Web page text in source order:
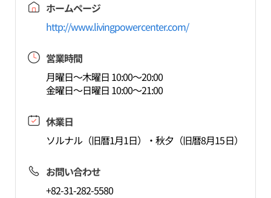
ホームページ
http://www.livingpowercenter.com/
営業時間
月曜日～木曜日 10:00～20:00
金曜日～日曜日 10:00～21:00
休業日
ソルナル（旧暦1月1日）・秋夕（旧暦8月15日）
お問い合わせ
+82-31-282-5580